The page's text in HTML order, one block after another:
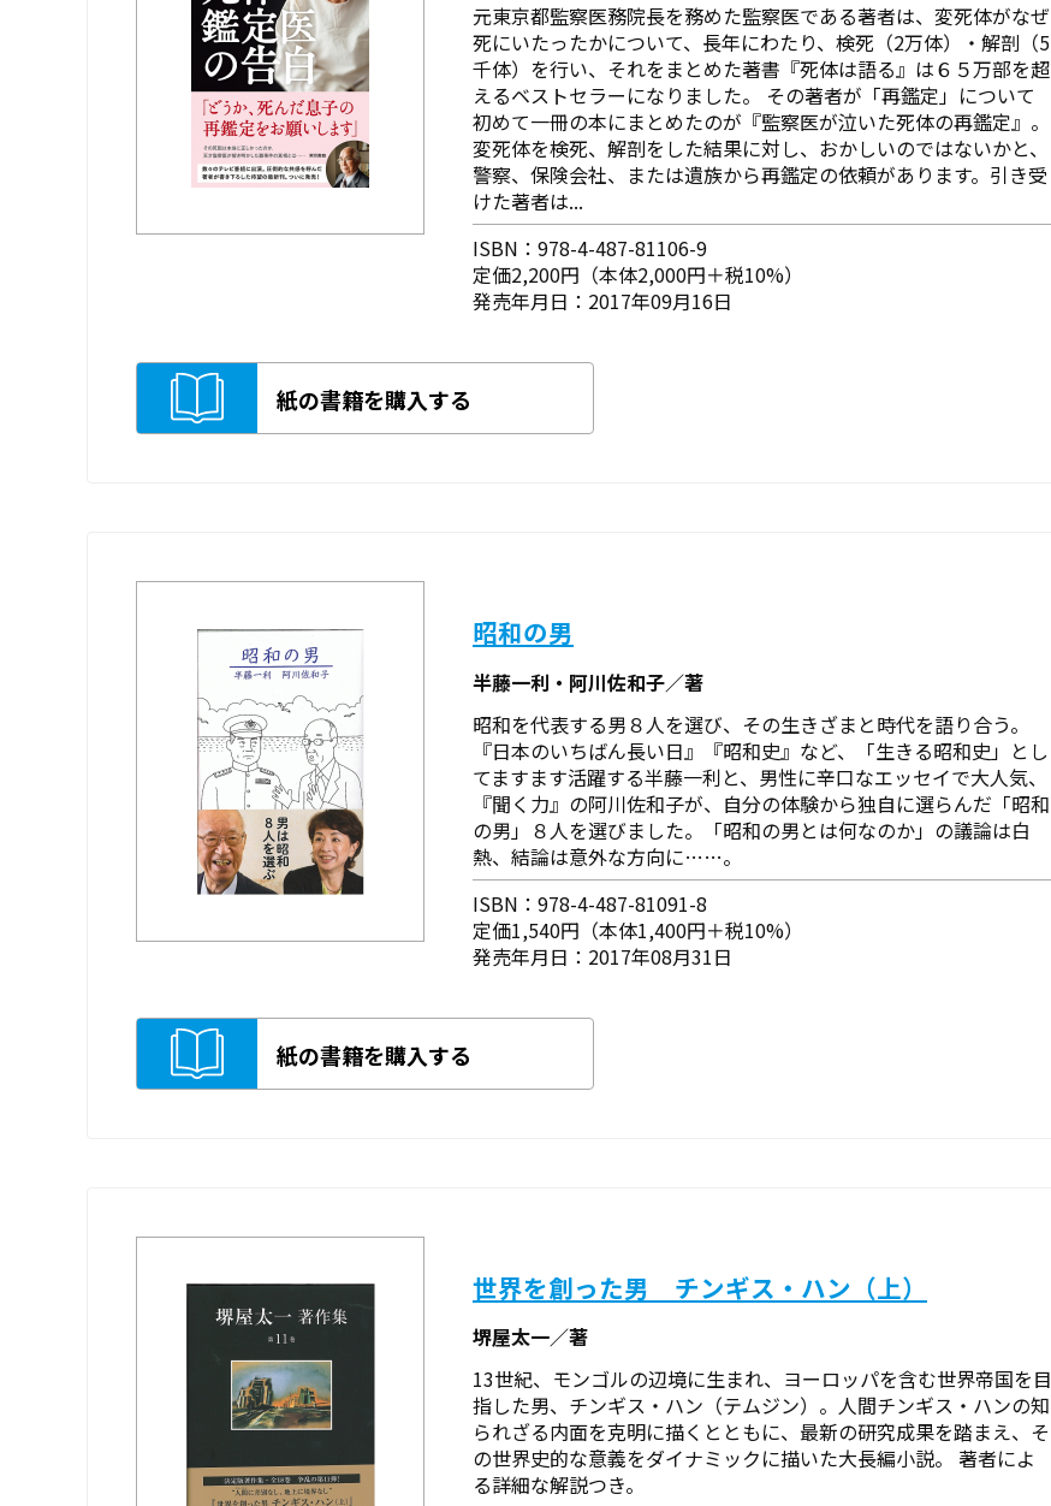
元東京都監察医務院長を務めた監察医である著者は、変死体がなぜ
死にいたったかについて、長年にわたり、検死（2万体）・解剖（5
千体）を行い、それをまとめた著書『死体は語る』は６５万部を超
えるベストセラーになりました。 その著者が「再鑑定」について
初めて一冊の本にまとめたのが『監察医が泣いた死体の再鑑定』。
変死体を検死、解剖をした結果に対し、おかしいのではないかと、
警察、保険会社、または遺族から再鑑定の依頼があります。引き受
けた著者は...
ISBN：978-4-487-81106-9
定価2,200円（本体2,000円＋税10%）
発売年月日：2017年09月16日
紙の書籍を購入する
昭和の男
半藤一利・阿川佐和子／著
昭和を代表する男８人を選び、その生きざまと時代を語り合う。
『日本のいちばん長い日』『昭和史』など、「生きる昭和史」とし
てますます活躍する半藤一利と、男性に辛口なエッセイで大人気、
『聞く力』の阿川佐和子が、自分の体験から独自に選らんだ「昭和
の男」８人を選びました。「昭和の男とは何なのか」の議論は白
熱、結論は意外な方向に……。
ISBN：978-4-487-81091-8
定価1,540円（本体1,400円＋税10%）
発売年月日：2017年08月31日
紙の書籍を購入する
世界を創った男 チンギス・ハン（上）
堺屋太一／著
13世紀、モンゴルの辺境に生まれ、ヨーロッパを含む世界帝国を目
指した男、チンギス・ハン（テムジン）。人間チンギス・ハンの知
られざる内面を克明に描くとともに、最新の研究成果を踏まえ、そ
の世界史的な意義をダイナミックに描いた大長編小説。 著者によ
る詳細な解説つき。